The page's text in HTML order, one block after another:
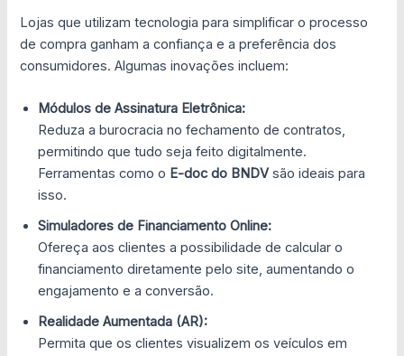
Lojas que utilizam tecnologia para simplificar o processo
de compra ganham a confiança e a preferência dos
consumidores. Algumas inovações incluem:
Módulos de Assinatura Eletrônica:
Reduza a burocracia no fechamento de contratos,
permitindo que tudo seja feito digitalmente.
Ferramentas como o E-doc do BNDVsão ideais para
isso.
Simuladores de Financiamento Online:
Ofereça aos clientes a possibilidade de calcular o
financiamento diretamente pelo site, aumentando o
engajamento e a conversão.
Realidade Aumentada (AR):
Permita que os clientes visualizem os veículos em